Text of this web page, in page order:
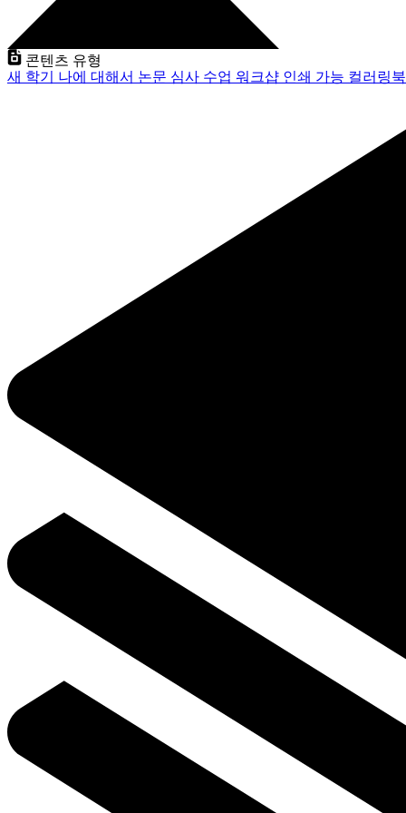
콘텐츠 유형
새 학기 나에 대해서 논문 심사 수업 워크샵 인쇄 가능 컬러링북